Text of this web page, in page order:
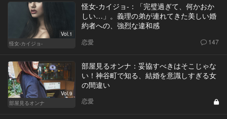
Vol.1
怪女-カイジョ-
怪女-カイジョ-：「完璧過ぎて、何かおか
しい…」。義理の弟が連れてきた美しい婚
約者への、強烈な違和感
恋愛 147
Vol.9
部屋見るオンナ
部屋見るオンナ：妥協すべきはそこじゃな
い！神谷町で知る、結婚を意識しすぎる女
の間違い
恋愛